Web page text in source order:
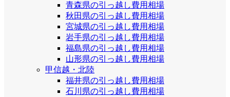
青森県の引っ越し費用相場
秋田県の引っ越し費用相場
宮城県の引っ越し費用相場
岩手県の引っ越し費用相場
福島県の引っ越し費用相場
山形県の引っ越し費用相場
甲信越・北陸
福井県の引っ越し費用相場
石川県の引っ越し費用相場